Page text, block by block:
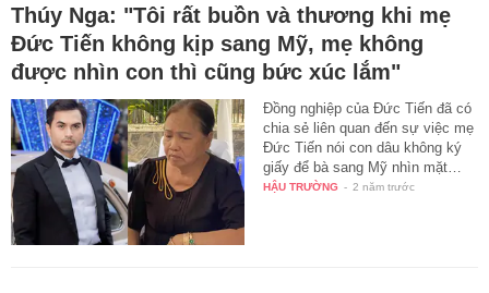
Thúy Nga: "Tôi rất buồn và thương khi mẹ
Đức Tiến không kịp sang Mỹ, mẹ không
được nhìn con thì cũng bức xúc lắm"
Đồng nghiệp của Đức Tiến đã có
chia sẻ liên quan đến sự việc mẹ
Đức Tiến nói con dâu không ký
giấy để bà sang Mỹ nhìn mặt…
HẬU TRƯỜNG - 2 năm trước